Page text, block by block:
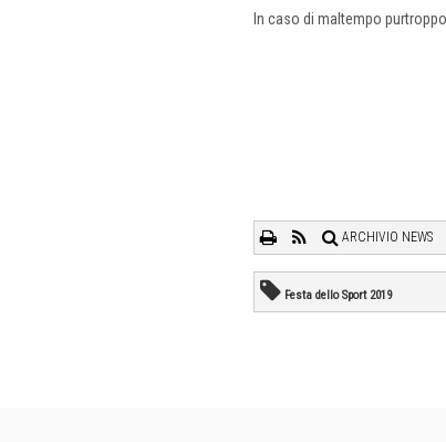
In caso di maltempo
ARCHIVIO NEWS
Festa dello Sport 2019